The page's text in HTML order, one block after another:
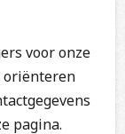
voor onze
oriënteren
pagina.